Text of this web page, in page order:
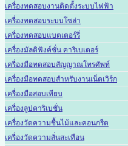
เครื่องทดสอบงานติดตั้งระบบไฟฟ้า
เครื่องทดสอบระบบโซล่า
เครื่องทดสอบแบตเตอร์รี่
เครื่องมัลติฟังค์ชั่น คาริเบเตอร์
เครื่องมือทดสอบสัญญาณโทรศัพท์
เครื่องมือทดสอบสำหรับงานเน็ตเวิร์ก
เครื่องมือสอบเทียบ
เครื่องลูปคาริเบชั่น
เครื่องวัดความชื้นไม้และคอนกรีต
เครื่องวัดความสั่นสะเทือน